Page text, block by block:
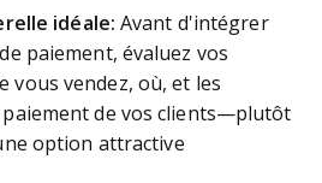
idéale:Avant d'intégrer
paiement, évaluez vos
vous vendez, où, et les
paiement de vos clients—plutôt
option attractive